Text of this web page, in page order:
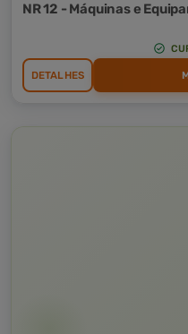
NR 12 - Máquinas e
DETALHES